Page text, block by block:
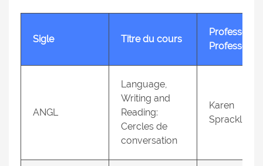
Sigle Titre du cours
Professeur
ANGL
Language,
Writing and
Reading:
Cercles de
conversation
Karen
Spracklin